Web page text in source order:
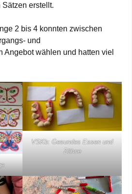
erstellt.
2 bis 4 konnten zwischen
und
Angebot wählen und hatten viel
VSKb: Gesundes Essen und
Zähne